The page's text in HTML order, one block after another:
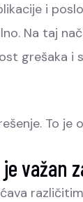
i
Na taj
grešaka i
To
važan